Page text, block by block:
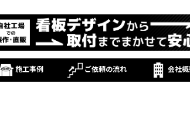
施工事例 ご依頼の流れ 会社